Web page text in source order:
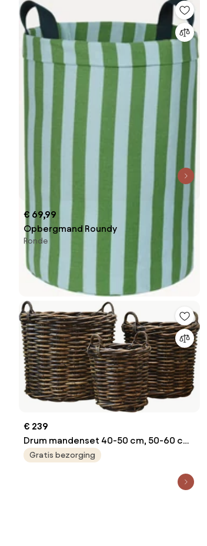
€ 69,99
Opbergmand Roundy
Ronde
€ 239
Drum mandenset 40-50 cm, 50-60 cm
en 60-70 cm
Gratis bezorging